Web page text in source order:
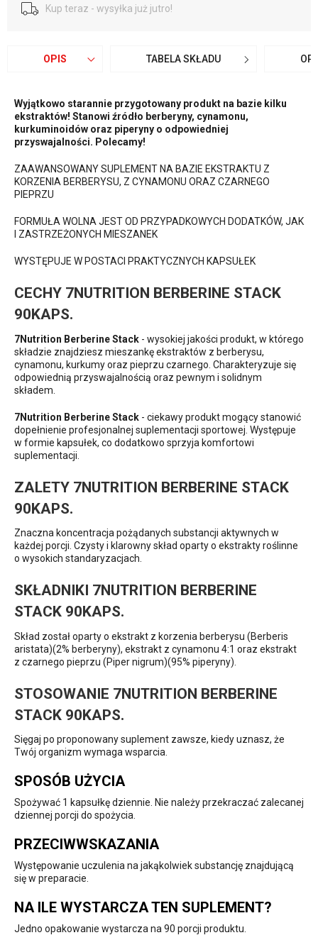
Kup teraz - wysyłka już jutro!
OPIS TABELA SKŁADU
Wyjątkowo starannie przygotowany produkt na bazie kilku
ekstraktów! Stanowi źródło berberyny, cynamonu,
kurkuminoidów oraz piperyny o odpowiedniej
przyswajalności. Polecamy!
ZAAWANSOWANY SUPLEMENT NA BAZIE EKSTRAKTU Z
KORZENIA BERBERYSU, Z CYNAMONU ORAZ CZARNEGO
PIEPRZU
FORMUŁA WOLNA JEST OD PRZYPADKOWYCH DODATKÓW, JAK
I ZASTRZEŻONYCH MIESZANEK
WYSTĘPUJE W POSTACI PRAKTYCZNYCH KAPSUŁEK
CECHY 7NUTRITION BERBERINE STACK
90KAPS.
7Nutrition Berberine Stack - wysokiej jakości produkt, w którego
składzie znajdziesz mieszankę ekstraktów z berberysu,
cynamonu, kurkumy oraz pieprzu czarnego. Charakteryzuje się
odpowiednią przyswajalnością oraz pewnym i solidnym
składem.
7Nutrition Berberine Stack - ciekawy produkt mogący stanowić
dopełnienie profesjonalnej suplementacji sportowej. Występuje
w formie kapsułek, co dodatkowo sprzyja komfortowi
suplementacji.
ZALETY 7NUTRITION BERBERINE STACK
90KAPS.
Znaczna koncentracja pożądanych substancji aktywnych w
każdej porcji. Czysty i klarowny skład oparty o ekstrakty roślinne
o wysokich standaryzacjach.
SKŁADNIKI 7NUTRITION BERBERINE
STACK 90KAPS.
Skład został oparty o ekstrakt z korzenia berberysu (Berberis
aristata)(2% berberyny), ekstrakt z cynamonu 4:1 oraz ekstrakt
z czarnego pieprzu (Piper nigrum)(95% piperyny).
STOSOWANIE 7NUTRITION BERBERINE
STACK 90KAPS.
Sięgaj po proponowany suplement zawsze, kiedy uznasz, że
Twój organizm wymaga wsparcia.
SPOSÓB UŻYCIA
Spożywać 1 kapsułkę dziennie. Nie należy przekraczać zalecanej
dziennej porcji do spożycia.
PRZECIWWSKAZANIA
Występowanie uczulenia na jakąkolwiek substancję znajdującą
się w preparacie.
NA ILE WYSTARCZA TEN SUPLEMENT?
Jedno opakowanie wystarcza na 90 porcji produktu.